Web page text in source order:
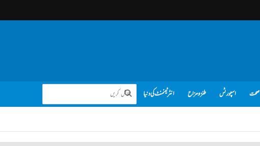
صحت اسپورٹس طنز و مزاح انٹرٹینمنٹ کی دنیا